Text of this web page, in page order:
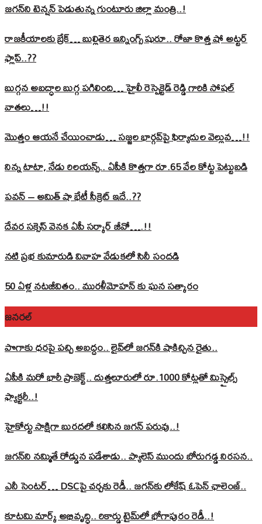
జగన్‌ని టెన్షన్‌ పెడుతున్న గుంటూరు జిల్లా మంత్రి..!
రాజకీయాలకు బ్రేక్… బుల్లితెర ఇన్నింగ్స్ షురూ.. రోజా కొత్త షో అట్టర్
ఫ్లాప్..??
బుగ్గన అబద్ధాల బుగ్గ పగిలింది… హైలీ రెస్పెక్టెడ్‌ రెడ్డి గారికి సోషల్‌
వాతలు…!!
మొత్తం ఆయనే చేయించాడు… సజ్జల భార్గవ్‌పై ఫిర్యాదుల వెల్లువ…!!
నిన్న టాటా, నేడు రిలయన్స్.. ఏపీకి కొత్తగా రూ.65 వేల కోట్ట పెట్టుబడి
పవన్‌ – అమిత్‌ షా భేటీ సీక్రెట్‌ ఇదే..??
దేవర సక్సెస్‌ వెనక ఏపీ సర్కార్‌ జీవో….!!
నటి ప్రభ కుమారుడి వివాహ వేడుకలో సినీ సందడి
50 ఏళ్ల నటజీవితం.. మురళీమోహన్ కు ఘన సత్కారం
జనరల్
పొగాకు ధరపై పచ్చి అబద్దం.. లైవ్‌లో జగన్‌కి షాకిచ్చిన రైతు..
ఏపీకి మరో భారీ ప్రాజెక్ట్.. దుత్తలూరులో రూ.1000 కోట్లతో మిస్సైల్స్
ఫ్యాక్టరీ..!
హైకోర్టు సాక్షిగా బురదలో కలిసిన జగన్ పరువు..!
జగన్‌ని నమ్మితే రోడ్డున పడేశాడు.. ప్యాలెస్‌ ముందు బోరుగడ్డ నిరసన..
ఎనీ సెంటర్‌… DSCపై చర్చకు రెడీ.. జగన్‌కు లోకేష్‌ ఓపెన్ ఛాలెంజ్..
కూటమి మార్క్ అభివృద్ధి.. రికార్డు టైమ్‌లో భోగాపురం రెడీ..!